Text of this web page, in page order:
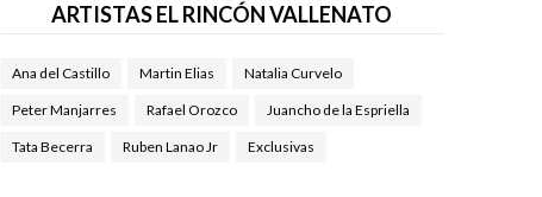
ARTISTAS EL RINCÓN VALLENATO
Ana del Castillo Martin Elias Natalia Curvelo
Peter Manjarres Rafael Orozco Juancho de la Espriella
Tata Becerra Ruben Lanao Jr Exclusivas